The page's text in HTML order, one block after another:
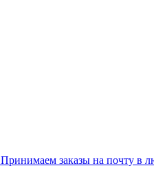
Принимаем заказы на почту в